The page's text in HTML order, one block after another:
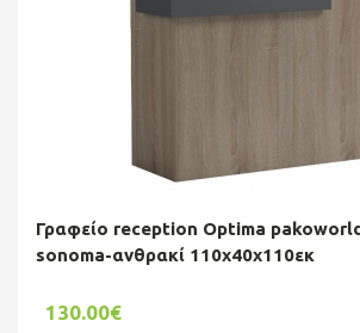
Γραφείο reception Optima
sonoma-ανθρακί 110x40x110εκ
130.00€